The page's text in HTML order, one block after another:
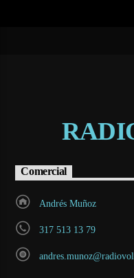
Comercial
Andrés Muñoz
317 513 13 79